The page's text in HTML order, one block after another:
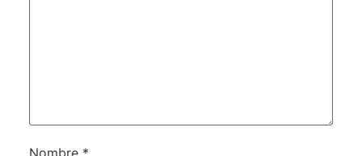
Nombre *